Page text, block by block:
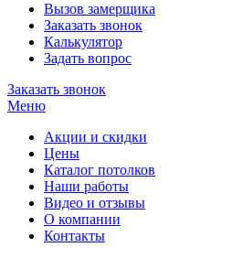
Вызов замерщика
Заказать звонок
Калькулятор
Задать вопрос
Заказать звонок
Меню
Акции и скидки
Цены
Каталог потолков
Наши работы
Видео и отзывы
О компании
Контакты